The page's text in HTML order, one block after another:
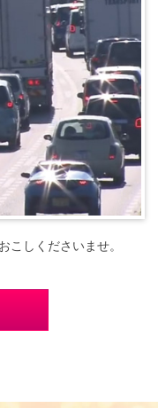
しくださいませ。